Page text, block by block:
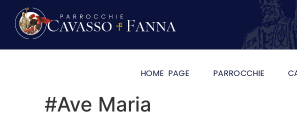
HOME PAGE PARROCCHIE
#Ave Maria